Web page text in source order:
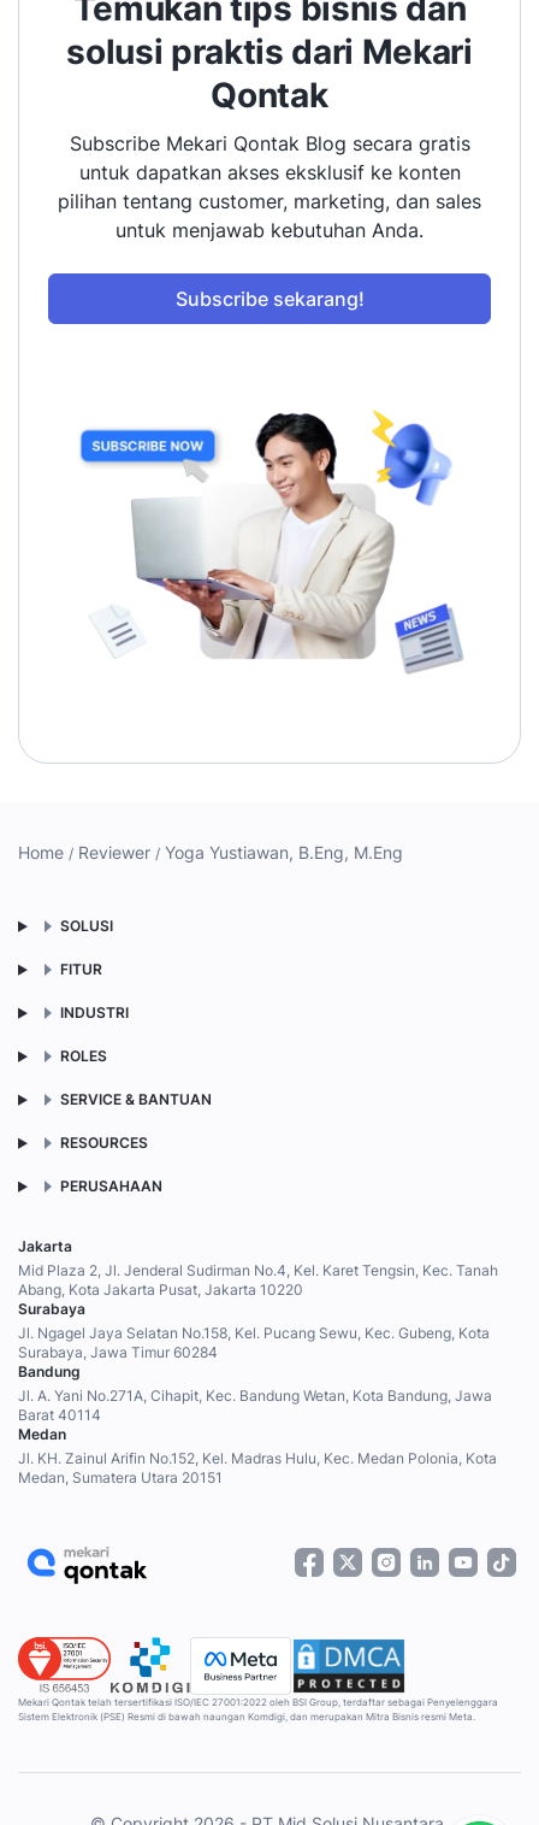
solusi praktis dari Mekari
Qontak
Subscribe Mekari Qontak Blog secara gratis
untuk dapatkan akses eksklusif ke konten
pilihan tentang customer, marketing, dan sales
untuk menjawab kebutuhan Anda.
Subscribe sekarang!
Home Reviewer Yoga Yustiawan, B.Eng, M.Eng
SOLUSI
FITUR
INDUSTRI
ROLES
SERVICE & BANTUAN
RESOURCES
PERUSAHAAN
Jakarta
Mid Plaza 2, Jl. Jenderal Sudirman No.4, Kel. Karet Tengsin, Kec. Tanah
Abang, Kota Jakarta Pusat, Jakarta 10220
Surabaya
Jl. Ngagel Jaya Selatan No.158, Kel. Pucang Sewu, Kec. Gubeng, Kota
Surabaya, Jawa Timur 60284
Bandung
Jl. A. Yani No.271A, Cihapit, Kec. Bandung Wetan, Kota Bandung, Jawa
Barat 40114
Medan
Jl. KH. Zainul Arifin No.152, Kel. Madras Hulu, Kec. Medan Polonia, Kota
Medan, Sumatera Utara 20151
Mekari Qontak telah tersertifikasi ISO/IEC 27001:2022 oleh BSI Group, terdaftar sebagai Penyelenggara
Sistem Elektronik (PSE) Resmi di bawah naungan Komdigi, dan merupakan Mitra Bisnis resmi Meta.